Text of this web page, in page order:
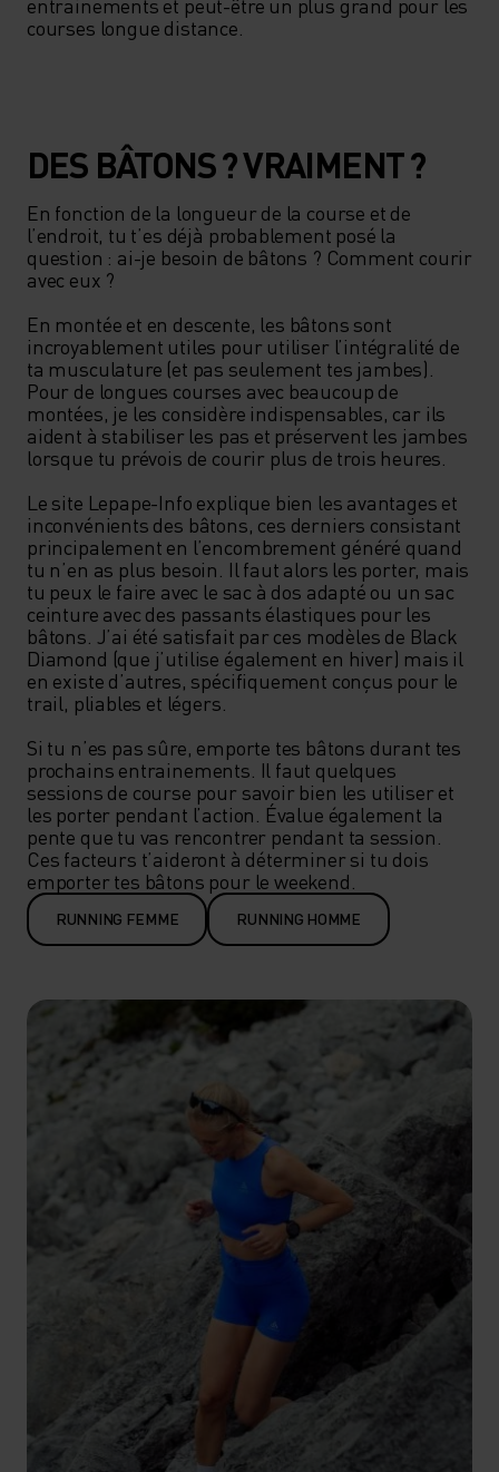
courses longue distance.
DES BÂTONS ? VRAIMENT ?
En fonction de la longueur de la course et de
l’endroit, tu t’es déjà probablement posé la
question : ai-je besoin de bâtons ? Comment courir
avec eux ?
En montée et en descente, les bâtons sont
incroyablement utiles pour utiliser l’intégralité de
ta musculature (et pas seulement tes jambes).
Pour de longues courses avec beaucoup de
montées, je les considère indispensables, car ils
aident à stabiliser les pas et préservent les jambes
lorsque tu prévois de courir plus de trois heures.
Le site Lepape-Info explique bien les avantages et
inconvénients des bâtons, ces derniers consistant
principalement en l’encombrement généré quand
tu n’en as plus besoin. Il faut alors les porter, mais
tu peux le faire avec le sac à dos adapté ou un sac
ceinture avec des passants élastiques pour les
bâtons. J’ai été satisfait par ces modèles de Black
Diamond (que j’utilise également en hiver) mais il
en existe d’autres, spécifiquement conçus pour le
trail, pliables et légers.
Si tu n’es pas sûre, emporte tes bâtons durant tes
prochains entrainements. Il faut quelques
sessions de course pour savoir bien les utiliser et
les porter pendant l’action. Évalue également la
pente que tu vas rencontrer pendant ta session.
Ces facteurs t’aideront à déterminer si tu dois
emporter tes bâtons pour le weekend.
RUNNING FEMME RUNNING HOMME